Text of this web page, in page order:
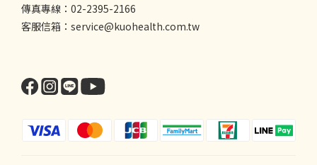
傳真專線：02-2395-2166
客服信箱：service@kuohealth.com.tw